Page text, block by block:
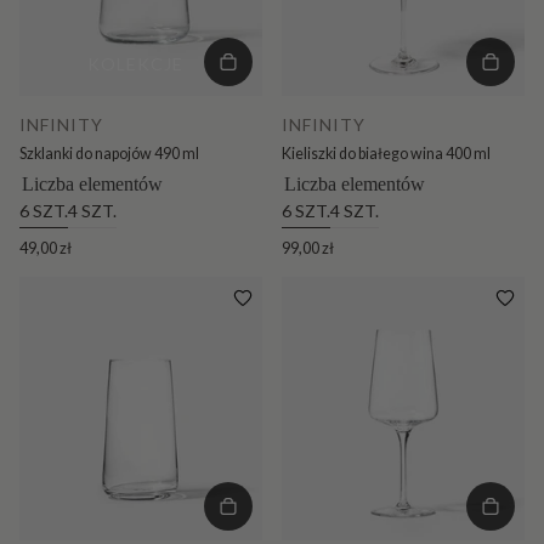
INFINITY
Szklanki do napojów 490 ml
Liczba elementów
6 SZT.4 SZT.
49,00 zł
INFINITY
Kieliszki do białego wina 400 ml
Liczba elementów
6 SZT.4 SZT.
99,00 zł